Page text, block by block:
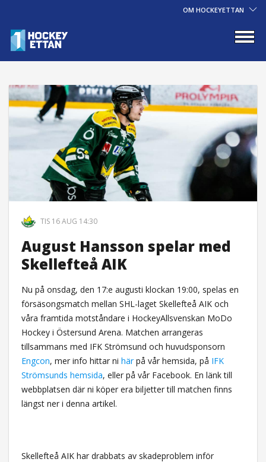
OM HOCKEYETTAN
TIS 16 AUG 14:30
August Hansson spelar med
Skellefteå AIK
Nu på onsdag, den 17:e augusti klockan 19:00, spelas en
försäsongsmatch mellan SHL-laget Skellefteå AIK och
våra framtida motståndare i HockeyAllsvenskan MoDo
Hockey i Östersund Arena. Matchen arrangeras
tillsammans med IFK Strömsund och huvudsponsorn
Engcon, mer info hittar ni härpå vår hemsida, på IFK
Strömsunds hemsida, eller på vår Facebook. En länk till
webbplatsen där ni köper era biljetter till matchen finns
längst ner i denna artikel.
Skellefteå AIK har drabbats av skadeproblem inför